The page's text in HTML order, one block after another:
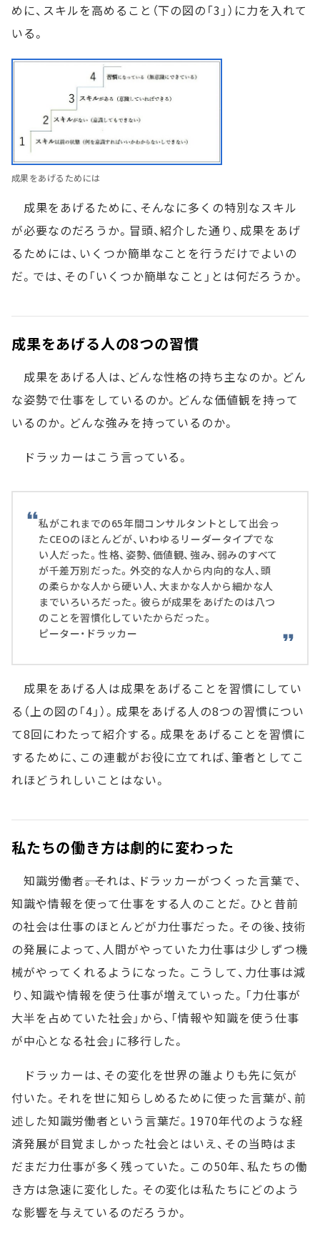
めに、スキルを高めること（下の図の「3」）に力を入れて
いる。
成果をあげるためには
成果をあげるために、そんなに多くの特別なスキル
が必要なのだろうか。冒頭、紹介した通り、成果をあげ
るためには、いくつか簡単なことを行うだけでよいの
だ。では、その「いくつか簡単なこと」とは何だろうか。
成果をあげる人の8つの習慣
成果をあげる人は、どんな性格の持ち主なのか。どん
な姿勢で仕事をしているのか。どんな価値観を持って
いるのか。どんな強みを持っているのか。
ドラッカーはこう言っている。
私がこれまでの65年間コンサルタントとして出会っ
たCEOのほとんどが、いわゆるリーダータイプでな
い人だった。性格、姿勢、価値観、強み、弱みのすべて
が千差万別だった。外交的な人から内向的な人、頭
の柔らかな人から硬い人、大まかな人から細かな人
までいろいろだった。彼らが成果をあげたのは八つ
のことを習慣化していたからだった。
ピーター・ドラッカー
成果をあげる人は成果をあげることを習慣にしてい
る（上の図の「4」）。成果をあげる人の8つの習慣につい
て8回にわたって紹介する。成果をあげることを習慣に
するために、この連載がお役に立てれば、筆者としてこ
れほどうれしいことはない。
私たちの働き方は劇的に変わった
知識労働者――。それは、ドラッカーがつくった言葉で、
知識や情報を使って仕事をする人のことだ。ひと昔前
の社会は仕事のほとんどが力仕事だった。その後、技術
の発展によって、人間がやっていた力仕事は少しずつ機
械がやってくれるようになった。こうして、力仕事は減
り、知識や情報を使う仕事が増えていった。「力仕事が
大半を占めていた社会」から、「情報や知識を使う仕事
が中心となる社会」に移行した。
ドラッカーは、その変化を世界の誰よりも先に気が
付いた。それを世に知らしめるために使った言葉が、前
述した知識労働者という言葉だ。1970年代のような経
済発展が目覚ましかった社会とはいえ、その当時はま
だまだ力仕事が多く残っていた。この50年、私たちの働
き方は急速に変化した。その変化は私たちにどのよう
な影響を与えているのだろうか。